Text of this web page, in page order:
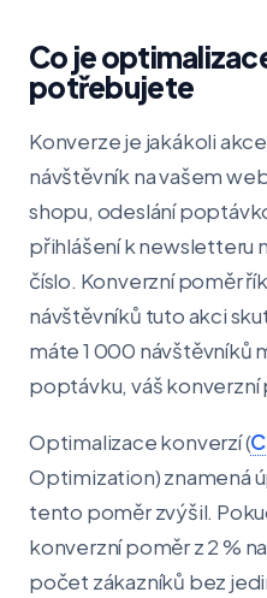
Co je
potřebujete
Konverze je jakákoli
návštěvník na vašem
shopu, odeslání
přihlášení k newsletteru
číslo. Konverzní poměr
návštěvníků tuto akci
máte 1 000 návštěvníků
poptávku, váš konverzní
Optimalizace konverzí (
Optimization) znamená
tento poměr zvýšil.
konverzní poměr z 2 %
počet zákazníků bez